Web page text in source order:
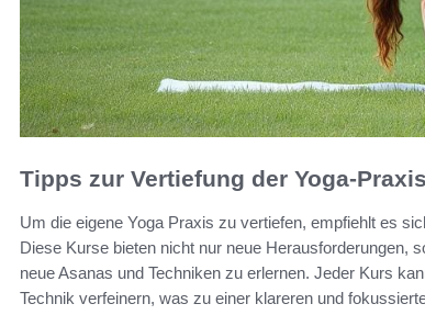
Tipps zur Vertiefung der Yoga-Praxis
Um die eigene Yoga Praxis zu vertiefen, empfiehlt es
Diese Kurse bieten nicht nur neue Herausforderungen,
neue Asanas und Techniken zu erlernen. Jeder Kurs
Technik verfeinern, was zu einer klareren und